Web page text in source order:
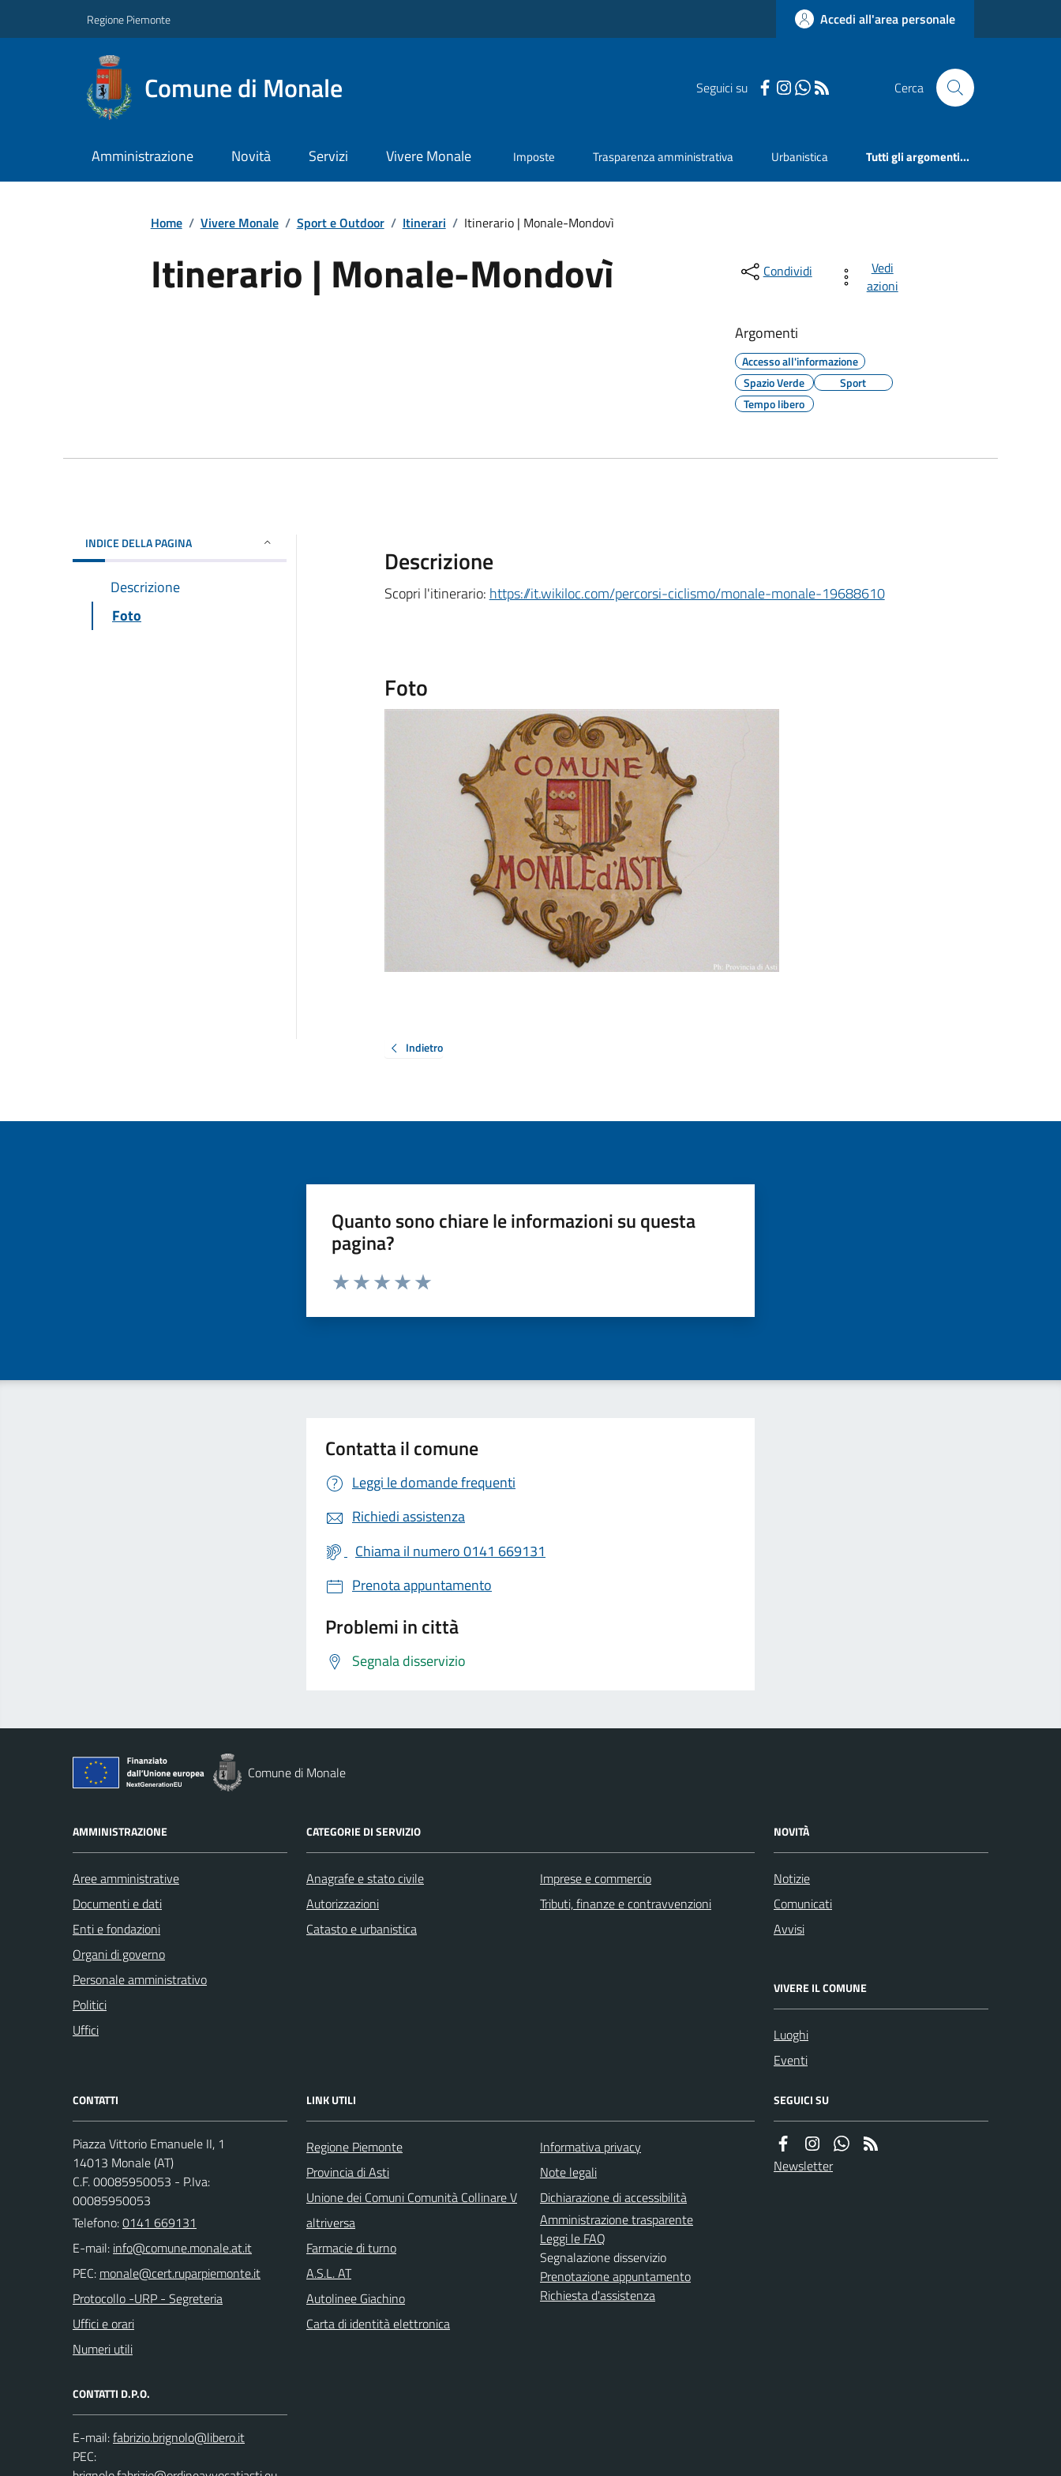
Regione Piemonte Accedi all'area personale
Comune di Monale Seguici su Cerca
Amministrazione Novità Servizi Vivere Monale Imposte Trasparenza amministrativa Urbanistica Tutti gli argomenti...
Home / Vivere Monale / Sport e Outdoor / Itinerari / Itinerario | Monale-Mondovì
Itinerario | Monale-Mondovì Condividi
Vedi
azioni
Argomenti
Accesso all'informazione
Spazio Verde
Sport
Tempo libero
INDICE DELLA PAGINA
Descrizione
Foto
Descrizione
Scopri l'itinerario: https://it.wikiloc.com/percorsi-ciclismo/monale-monale-19688610
Foto
Indietro
Quanto sono chiare le informazioni su questa
pagina?
Valuta da 1 a 5 stelle la pagina
Contatta il comune
Leggi le domande frequenti
Richiedi assistenza
Chiama il numero 0141 669131
Prenota appuntamento
Problemi in città
Segnala disservizio
Comune di Monale
AMMINISTRAZIONE
Aree amministrative
Documenti e dati
Enti e fondazioni
Organi di governo
Personale amministrativo
Politici
Uffici
CATEGORIE DI SERVIZIO
Anagrafe e stato civile
Autorizzazioni
Catasto e urbanistica
Imprese e commercio
Tributi, finanze e contravvenzioni
NOVITÀ
Notizie
Comunicati
Avvisi
VIVERE IL COMUNE
Luoghi
Eventi
CONTATTI
Piazza Vittorio Emanuele II, 1
14013 Monale (AT)
C.F. 00085950053 - P.Iva:
00085950053
Telefono:0141 669131
E-mail:
PEC:
Protocollo -URP - Segreteria
Uffici e orari
Numeri utili
CONTATTI D.P.O.
E-mail:
PEC:
LINK UTILI
Regione Piemonte
Provincia di Asti
Unione dei Comuni Comunità Collinare V
altriversa
Farmacie di turno
A.S.L. AT
Autolinee Giachino
Carta di identità elettronica
Informativa privacy
Note legali
Dichiarazione di accessibilità
Amministrazione trasparente
Leggi le FAQ
Segnalazione disservizio
Prenotazione appuntamento
Richiesta d'assistenza
SEGUICI SU
Newsletter